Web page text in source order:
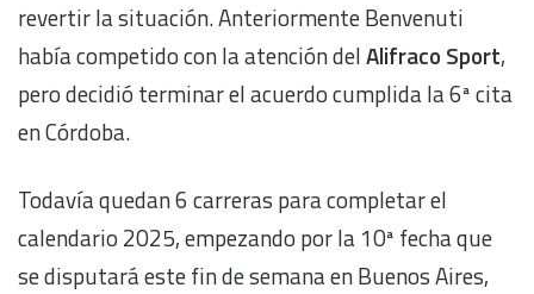
revertir la situación. Anteriormente Benvenuti
había competido con la atención delAlifraco Sport,
pero decidió terminar el acuerdo cumplida la 6ª cita
en Córdoba.
Todavía quedan 6 carreras para completar el
calendario 2025, empezando por la 10ª fecha que
se disputará este fin de semana en Buenos Aires,